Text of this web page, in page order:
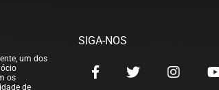
um dos
os
de
SIGA-NOS